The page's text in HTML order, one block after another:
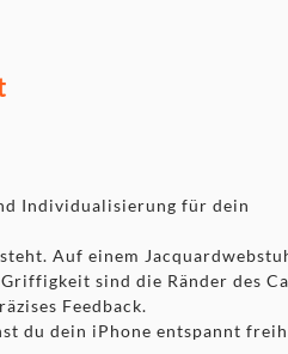
Individualisierung für dein
Auf einem
sind die Ränder des
Feedback.
du dein iPhone entspannt